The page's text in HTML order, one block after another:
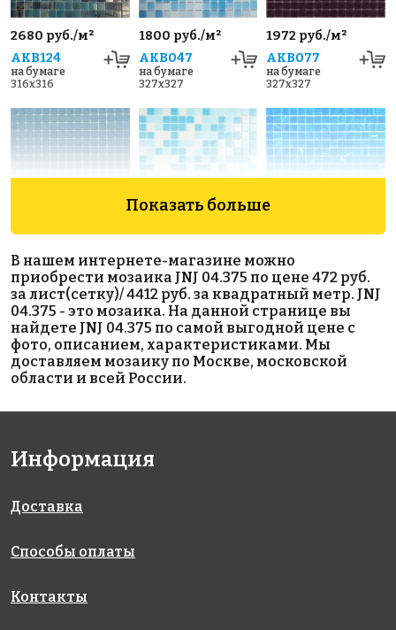
2680 руб./м²
AKB124
на бумаге
316x316
1800 руб./м²
AKB047
на бумаге
327x327
1972 руб./м²
AKB077
на бумаге
327x327
AKB091
на бумаге
327x327
AKB012
на бумаге
327x327
AKB042
на бумаге
327x327
3800 руб./м²
317x317
3985 руб./м²
Показать больше
В нашем интернете-магазине можно
приобрести мозаика JNJ 04.375 по цене 472 руб.
за лист(сетку)/ 4412 руб. за квадратный метр. JNJ
04.375 - это мозаика. На данной странице вы
найдете JNJ 04.375 по самой выгодной цене с
фото, описанием, характеристиками. Мы
доставляем мозаику по Москве, московской
области и всей России.
Информация
Доставка
Способы оплаты
Контакты